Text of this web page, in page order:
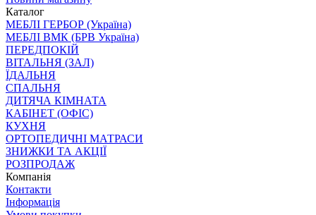
Каталог
МЕБЛІ ГЕРБОР (Україна)
МЕБЛІ ВМК (БРВ Україна)
ПЕРЕДПОКІЙ
ВІТАЛЬНЯ (ЗАЛ)
ЇДАЛЬНЯ
СПАЛЬНЯ
ДИТЯЧА КІМНАТА
КАБІНЕТ (ОФІС)
КУХНЯ
ОРТОПЕДИЧНІ МАТРАСИ
ЗНИЖКИ ТА АКЦІЇ
РОЗПРОДАЖ
Компанія
Контакти
Інформація